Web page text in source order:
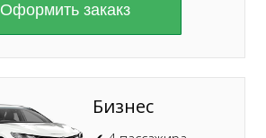
Бизнес
Оформить закакз